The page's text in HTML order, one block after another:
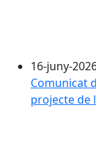
16-juny-
Comunicat
projecte de